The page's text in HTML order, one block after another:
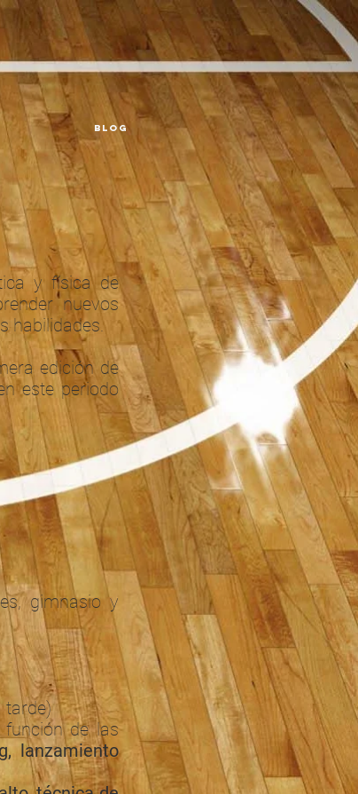
Blog
y física de
nuevos
habilidades.
edición de
este periodo
gimnasio y
tarde)
de las
lanzamiento